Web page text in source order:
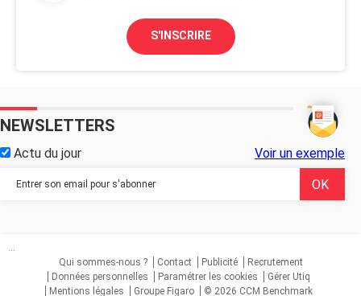
S'INSCRIRE
NEWSLETTERS
Actu du jour Voir un exemple
...
Qui sommes-nous ?
Contact Publicité
Recrutement
Données personnelles
Paramétrer les cookies
Gérer Utiq
Mentions légales
Groupe Figaro © 2026 CCM Benchmark